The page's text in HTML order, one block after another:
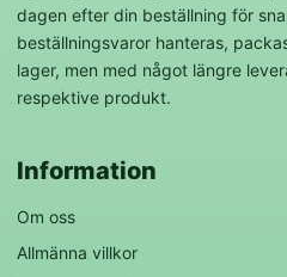
dagen efter din beställning för
beställningsvaror hanteras,
lager, men med något längre
respektive produkt.
Information
Om oss
Allmänna villkor